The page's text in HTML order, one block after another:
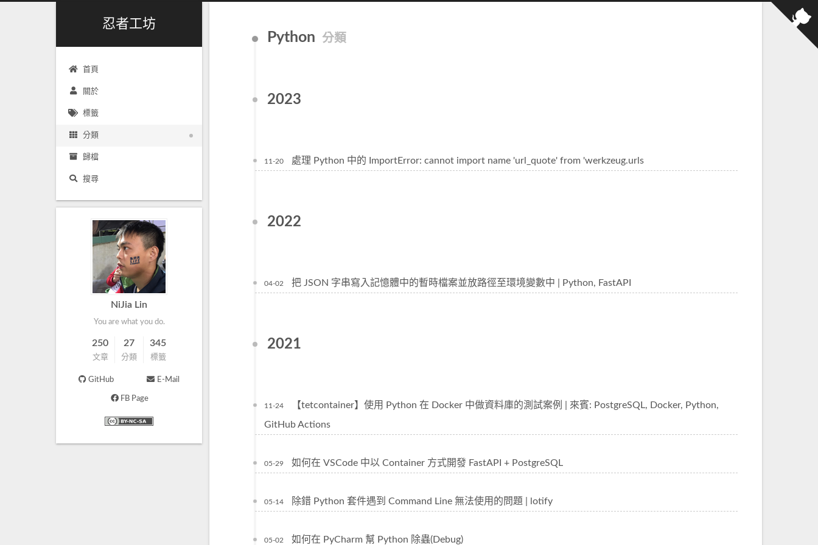
忍者工坊
首頁
關於
標籤
分類
歸檔
搜尋
Python 分類
2023
11-20 處理 Python 中的 ImportError: cannot import name 'url_quote' from 'werkzeug.urls
2022
04-02 把 JSON 字串寫入記憶體中的暫時檔案並放路徑至環境變數中 | Python, FastAPI
2021
11-24
【tetcontainer】使用 Python 在 Docker 中做資料庫的測試案例 | 來賓: PostgreSQL, Docker, Python,
GitHub Actions
05-29 如何在 VSCode 中以 Container 方式開發 FastAPI + PostgreSQL
05-14 除錯 Python 套件遇到 Command Line 無法使用的問題 | lotify
05-02 如何在 PyCharm 幫 Python 除蟲(Debug)
NiJia Lin
You are what you do.
250
文章
27
分類
345
標籤
GitHub E-Mail
FB Page